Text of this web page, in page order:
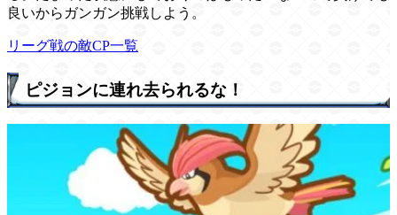
良いからガンガン挑戦しよう。
リーグ戦の敵CP一覧
ピジョンに連れ去られるな！